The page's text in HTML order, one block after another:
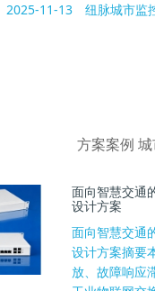
2025-11-13
纽脉城市监
方案案例
面向智慧交通
设计方案
面向智慧交通
设计方案摘要
放、故障响应